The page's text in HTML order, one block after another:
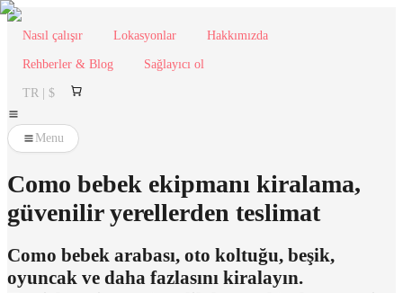
Nasıl çalışır Lokasyonlar Hakkımızda
Rehberler & Blog Sağlayıcı ol
TR | $
Menu
Como bebek ekipmanı kiralama,
güvenilir yerellerden teslimat
Como bebek arabası, oto koltuğu, beşik,
oyuncak ve daha fazlasını kiralayın.